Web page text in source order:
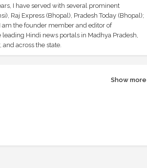
I have served with several prominent
Raj Express (Bhopal), Pradesh Today (Bhopal);
the founder member and editor of
Hindi news portals in Madhya Pradesh,
across the state.
Show more